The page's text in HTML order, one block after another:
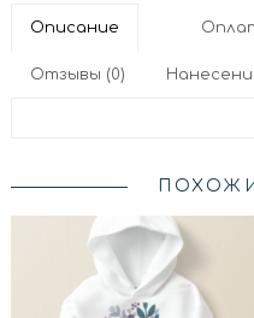
Описание
Отзывы (0)